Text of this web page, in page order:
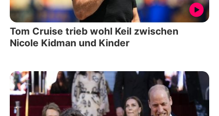
Tom Cruise trieb wohl Keil zwischen
Nicole Kidman und Kinder